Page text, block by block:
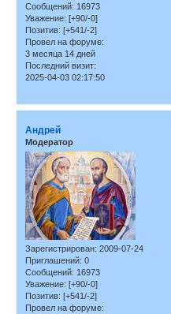
Сообщений: 16973
Уважение: [+90/-0]
Позитив: [+541/-2]
Провел на форуме:
3 месяца 14 дней
Последний визит:
2025-04-03 02:17:50
Андрей
Модератор
Зарегистрирован: 2009-07-24
Приглашений: 0
Сообщений: 16973
Уважение: [+90/-0]
Позитив: [+541/-2]
Провел на форуме: